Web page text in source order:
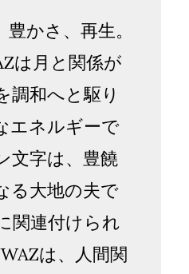
豊かさ、再生。
は月と関係が
調和へと駆り
エネルギーで
文字は、豊饒
る大地の夫で
関連付けられ
は、人間関